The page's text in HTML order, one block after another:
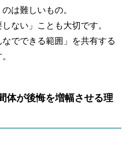
は難しいもの。
ない」ことも大切です。
でできる範囲」を共有する
体が後悔を増幅させる理